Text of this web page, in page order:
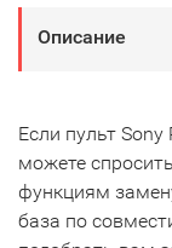
Описание
Если пульт
можете
функциям
база по